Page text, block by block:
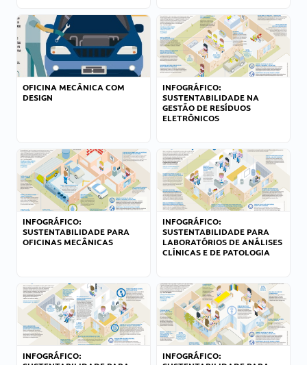
OFICINA MECÂNICA COM
DESIGN
INFOGRÁFICO:
SUSTENTABILIDADE NA
GESTÃO DE RESÍDUOS
ELETRÔNICOS
INFOGRÁFICO:
SUSTENTABILIDADE PARA
OFICINAS MECÂNICAS
INFOGRÁFICO:
SUSTENTABILIDADE PARA
LABORATÓRIOS DE ANÁLISES
CLÍNICAS E DE PATOLOGIA
INFOGRÁFICO:
INFOGRÁFICO: